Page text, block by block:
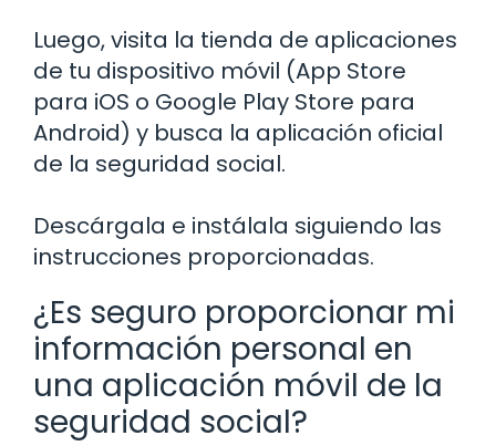
Luego, visita la tienda de aplicaciones
de tu dispositivo móvil (App Store
para iOS o Google Play Store para
Android) y busca la aplicación oficial
de la seguridad social.
Descárgala e instálala siguiendo las
instrucciones proporcionadas.
¿Es seguro proporcionar mi
información personal en
una aplicación móvil de la
seguridad social?